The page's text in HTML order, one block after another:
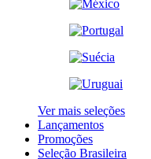
Ver mais seleções
Lançamentos
Promoções
Seleção Brasileira